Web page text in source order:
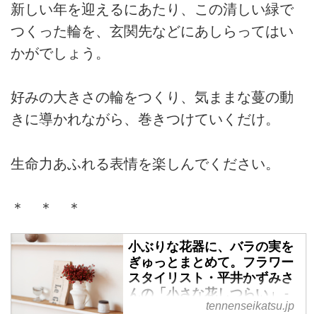
新しい年を迎えるにあたり、この清しい緑で
つくった輪を、玄関先などにあしらってはい
かがでしょう。
好みの大きさの輪をつくり、気ままな蔓の動
きに導かれながら、巻きつけていくだけ。
生命力あふれる表情を楽しんでください。
＊ ＊ ＊
小ぶりな花器に、バラの実を
ぎゅっとまとめて。フラワー
スタイリスト・平井かずみさ
んの「小さな花しつらい」 -
tennenseikatsu.jp